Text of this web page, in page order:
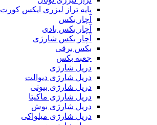
پایه تراز لیزری ایکس کورت
آچار بکس
آچار بکس بادی
آچار بکس شارژی
بکس برقی
جعبه بکس
دریل شارژی
دریل شارژی دیوالت
دریل شارژی بیوتی
دریل شارژی ماکیتا
دریل شارژی بوش
دریل شارژی میلواکی